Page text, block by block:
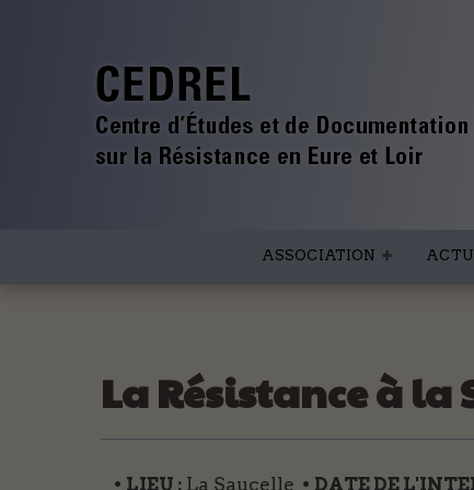
ASSOCIATION
La Résistance à la
• LIEU : La Saucelle • DATE DE